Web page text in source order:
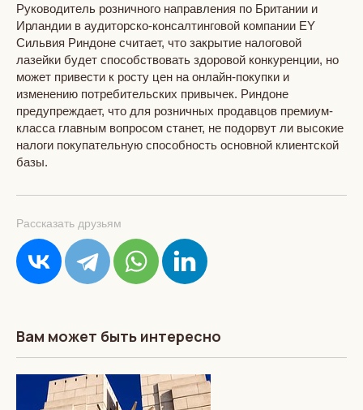
Руководитель розничного направления по Британии и
Ирландии в аудиторско-консалтинговой компании EY
Сильвия Риндоне считает, что закрытие налоговой
лазейки будет способствовать здоровой конкуренции, но
может привести к росту цен на онлайн-покупки и
изменению потребительских привычек. Риндоне
предупреждает, что для розничных продавцов премиум-
класса главным вопросом станет, не подорвут ли высокие
налоги покупательную способность основной клиентской
базы.
Рассказать друзьям
Вам может быть интересно